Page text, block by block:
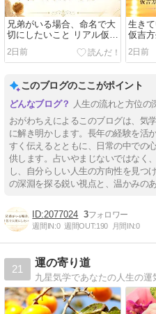
兄弟がいる場合、命名で大
切にしたいこと リアル仮吉
方生活【38日目】
2日前
生き
仮吉方
2日前
このブログのここがポイント
人生の流れと方位の
おがわちえによるこのブログは、気
に解き明かします。長年の経験を活
すく伝えるとともに、日常の中での
供します。占いやまじないではなく
し、自分らしい人生の方向性を見つ
の深淵を探る鋭い視点と、温かみの
2077024 3
週間IN:0 週間OUT:190 月間IN:0
21
運の寄り道
九星気学であなたの人生の運